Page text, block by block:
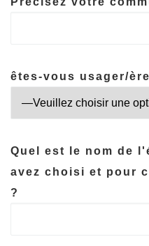
êtes-vous usager/
Quel est le nom de
avez choisi et pour
?